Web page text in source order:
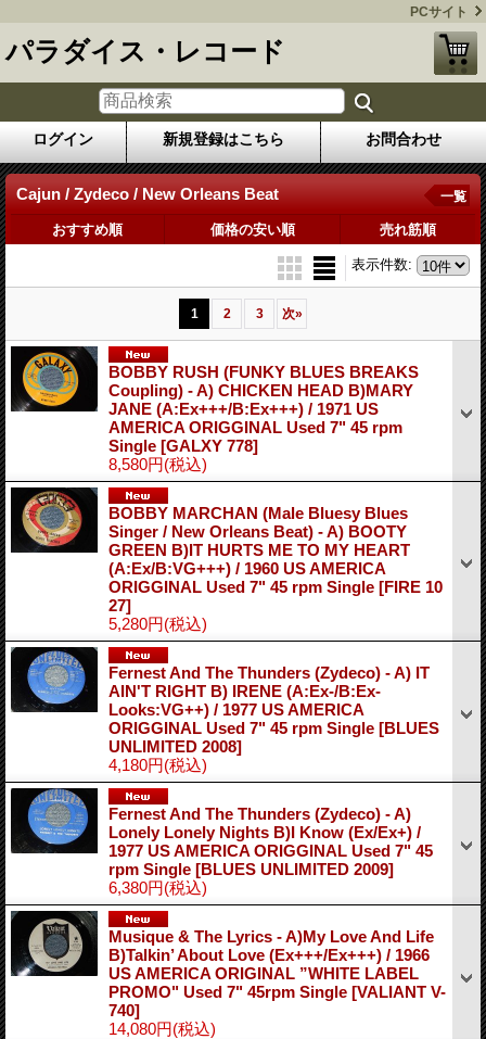
PCサイト
パラダイス・レコード
ログイン 新規登録はこちら お問合わせ
Cajun / Zydeco / New Orleans Beat 一覧
おすすめ順 価格の安い順 売れ筋順
表示件数:
1 2 3 次»
BOBBY RUSH (FUNKY BLUES BREAKS
Coupling) - A) CHICKEN HEAD B)MARY
JANE (A:Ex+++/B:Ex+++) / 1971 US
AMERICA ORIGGINAL Used 7" 45 rpm
Single [GALXY 778]
8,580円(税込)
BOBBY MARCHAN (Male Bluesy Blues
Singer / New Orleans Beat) - A) BOOTY
GREEN B)IT HURTS ME TO MY HEART
(A:Ex/B:VG+++) / 1960 US AMERICA
ORIGGINAL Used 7" 45 rpm Single [FIRE 10
27]
5,280円(税込)
Fernest And The Thunders (Zydeco) - A) IT
AIN'T RIGHT B) IRENE (A:Ex-/B:Ex-
Looks:VG++) / 1977 US AMERICA
ORIGGINAL Used 7" 45 rpm Single [BLUES
UNLIMITED 2008]
4,180円(税込)
Fernest And The Thunders (Zydeco) - A)
Lonely Lonely Nights B)I Know (Ex/Ex+) /
1977 US AMERICA ORIGGINAL Used 7" 45
rpm Single [BLUES UNLIMITED 2009]
6,380円(税込)
Musique & The Lyrics - A)My Love And Life
B)Talkin’ About Love (Ex+++/Ex+++) / 1966
US AMERICA ORIGINAL ”WHITE LABEL
PROMO" Used 7" 45rpm Single [VALIANT V-
740]
14,080円(税込)